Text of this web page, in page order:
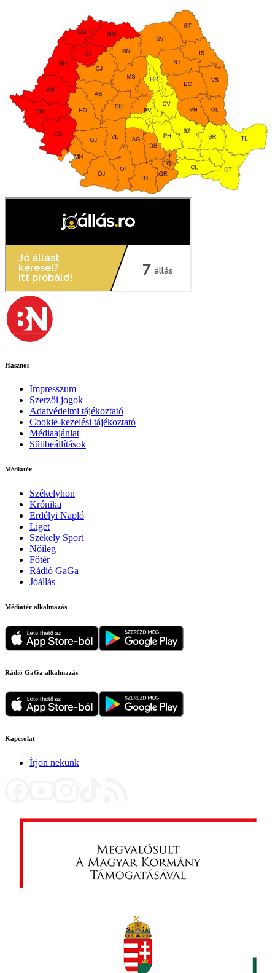
Hasznos
Impresszum
Szerzői jogok
Adatvédelmi tájékoztató
Cookie-kezelési tájékoztató
Médiaajánlat
Sütibeállítások
Médiatér
Székelyhon
Krónika
Erdélyi Napló
Liget
Székely Sport
Nőileg
Főtér
Rádió GaGa
Jóállás
Médiatér alkalmazás
Rádió GaGa alkalmazás
Kapcsolat
Írjon nekünk